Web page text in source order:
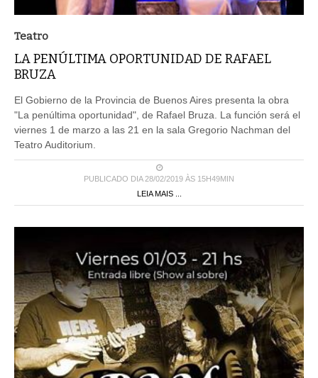
Teatro
LA PENÚLTIMA OPORTUNIDAD DE RAFAEL
BRUZA
El Gobierno de la Provincia de Buenos Aires presenta la obra
"La penúltima oportunidad", de Rafael Bruza. La función será el
viernes 1 de marzo a las 21 en la sala Gregorio Nachman del
Teatro Auditorium.
PUBLICADO DIA 28/02/2019 ÀS 15H49MIN
LEIA MAIS ...